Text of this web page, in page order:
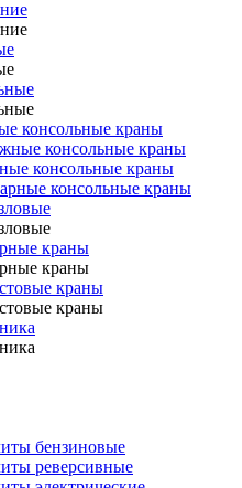
консольные краны
консольные краны
консольные краны
консольные краны
краны
краны
краны
краны
бензиновые
реверсивные